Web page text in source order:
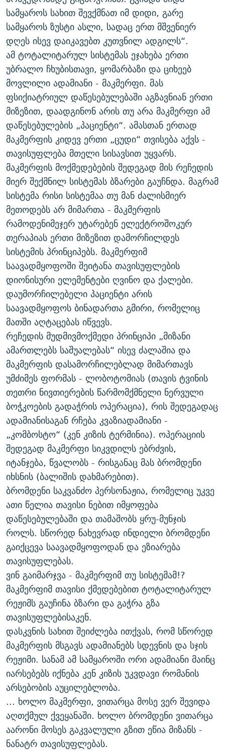
სამყაროს სახით შევქმნათ იმ დიდი, გარე
სამყაროს ზუსტი ასლი, სადაც ერთ მშვენიერ
დღეს ისევ დაიკავებთ კუთვნილ ადგილს“.
ამ ტოტალიტარულ სისტემას ეჯახება ერთი
უბრალო ჩხუბისთავი, ყომარბაზი და ციხეებ
მოვლილი ადამიანი - მაკმერფი. მას
ფსიქიატრიულ დაწესებულებაში აგზავნიან ერთი
მიზეზით, დაადგინონ არის თუ არა მაკმერფი ამ
დაწესებულების „პაციენტი“. ამასთან ერთად
მაკმერფის კიდევ ერთი „ცუდი“ თვისება აქვს -
თავისუფლება მთელი სისავსით უყვარს.
მაკმერფის მოქმედებების შედეგად მის რეჩედის
მიერ შექმნილ სისტემას ბზარები გაუჩნდა. მაგრამ
სისტემა რისი სისტემაა თუ მან ძალისმიერ
მეთოდებს არ მიმართა - მაკმერფის
რამოდენიმეჯერ უტარებენ ელექტროშოკურ
თერაპიას ერთი მიზეზით დამორჩილდეს
სისტემის პრინციპებს. მაკმერფიმ
საავადმყოფოში შეიტანა თავისუფლების
დიონისური ელემენტები ღვინო და ქალები.
დაუმორჩილებელი პაციენტი არის
საავადმყოფოს ბინადართა გმირი, რომელიც
მათში აღტაცებას იწვევს.
რეჩედის მუდმივმოქმედი პრინციპი „მიზანი
ამართლებს საშუალებას“ ისევ ძალაშია და
მაკმერფის დასამორჩილებლად მიმართავს
უმძიმეს ფორმას - ლობოტომიას (თავის ტვინის
თეთრი ნივთიერების წარმომქმნელი ნერვული
ბოჭკოების გადაჭრის ოპერაცია), რის შედეგადაც
ადამიანისაგან რჩება კვაზიადამიანი -
„კომბოსტო“ (კენ კიზის ტერმინია). ოპერაციის
შედეგად მაკმერფი სიკვდილს ებრძვის,
იტანჯება, წვალობს - რისგანაც მას ბრომდენი
იხსნის (ბალიშის დახმარებით).
ბრომდენი საკვანძო პერსონაჟია, რომელიც უკვე
ათი წელია თავისი ნებით იმყოფება
დაწესებულებაში და თამაშობს ყრუ-მუნჯის
როლს. სწორედ ნახევრად ინდიელი ბრომდენი
გაიქცევა საავადმყოფოდან და ეზიარება
თავისუფლებას.
ვინ გაიმარჯვა - მაკმერფიმ თუ სისტემამ!?
მაკმერფიმ თავისი ქმედებებით ტოტალიტარულ
რეჟიმს გაუჩინა ბზარი და გაჭრა გზა
თავისუფლებისაკენ.
დასკვნის სახით შეიძლება ითქვას, რომ სწორედ
მაკმერფის მსგავს ადამიანებს სდევნის და სჯის
რეჟიმი. სანამ ამ სამყაროში ორი ადამიანი მაინც
იარსებებს იქნება კენ კიზის უკვდავი რომანის
არსებობის აუცილებლობა.
... ხოლო მაკმერფი, ვითარცა მოსე ვერ შევიდა
აღთქმულ ქვეყანაში. ხოლო ბრომდენი ვითარცა
აარონი მოსეს გაკვალული გზით ეწია მიზანს -
ნანატრ თავისუფლებას.